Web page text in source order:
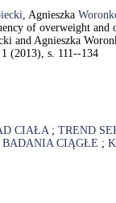
, Agnieszka
of overweight
and Agnieszka
(2013), s. 111--134
CIAŁA; TREND
BADANIA CIĄGŁE ;